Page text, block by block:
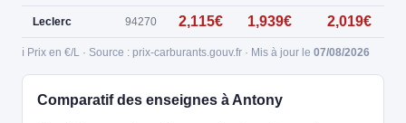
Leclerc 94270 2,115€ 1,939€ 2,019€
ℹ️ Prix en €/L · Source : prix-carburants.gouv.fr · Mis à jour le 07/08/2026
Comparatif des enseignes à Antony